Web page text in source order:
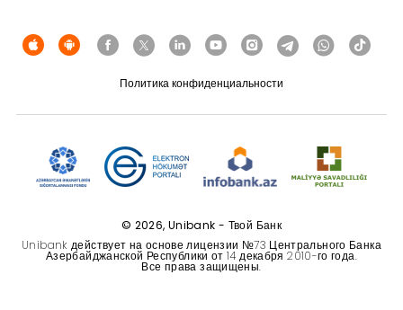
О банке
Устойчивость
Тарифы
Политика конфиденциальности
© 2026, Unibank - Твой Банк
Unibank действует на основе лицензии №73 Центрального Банка
Азербайджанской Республики от 14 декабря 2010-го года.
Все права защищены.